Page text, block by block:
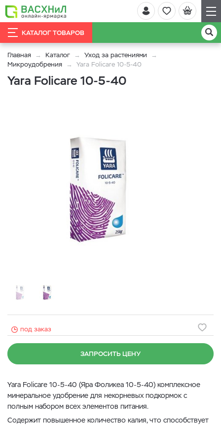
КАТАЛОГ ТОВАРОВ
Главная Каталог
Уход за растениями
Микроудобрения
Yara Folicare 10-5-40
Yara Folicare 10-5-40
под заказ
ЗАПРОСИТЬ ЦЕНУ
Yara Folicare 10-5-40 (Яра Фоликеа 10-5-40) комплексное
минеральное удобрение для некорневых подкормок с
полным набором всех элементов питания.
Содержит повышенное количество калия, что способствует